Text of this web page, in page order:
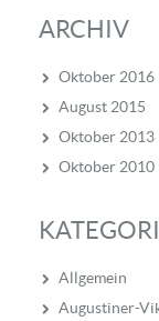
ARCHIV
Oktober 2016
August 2015
Oktober 2013
Oktober 2010
Allgemein
Augustiner-